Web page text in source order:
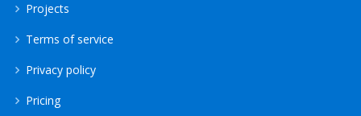
Projects
Terms of service
Privacy policy
Pricing